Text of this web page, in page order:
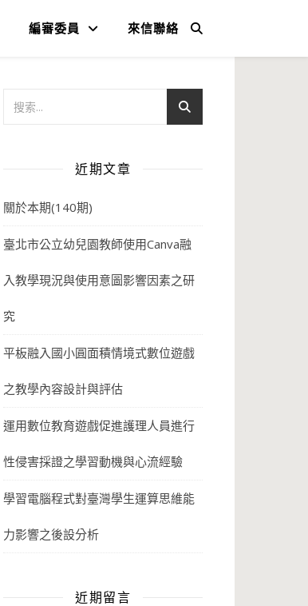
編審委員 來信聯絡
近期文章
關於本期(140期)
臺北市公立幼兒園教師使用Canva融
入教學現況與使用意圖影響因素之研
究
平板融入國小圓面積情境式數位遊戲
之教學內容設計與評估
運用數位教育遊戲促進護理人員進行
性侵害採證之學習動機與心流經驗
學習電腦程式對臺灣學生運算思維能
力影響之後設分析
近期留言